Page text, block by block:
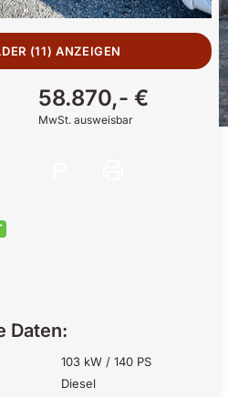
(11) ANZEIGEN
58.870,- €
MwSt. ausweisbar
Daten:
103 kW / 140 PS
Diesel